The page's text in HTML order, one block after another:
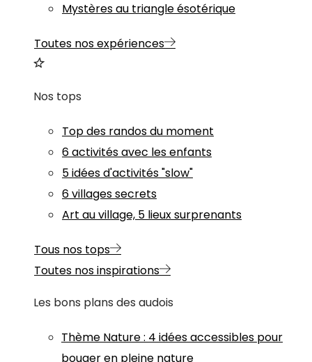
Mystères au triangle ésotérique
Toutes nos expériences
Nos tops
Top des randos du moment
6 activités avec les enfants
5 idées d'activités "slow"
6 villages secrets
Art au village, 5 lieux surprenants
Tous nos tops
Toutes nos inspirations
Les bons plans des audois
Thème Nature: 4 idées accessibles pour
bouger en pleine nature